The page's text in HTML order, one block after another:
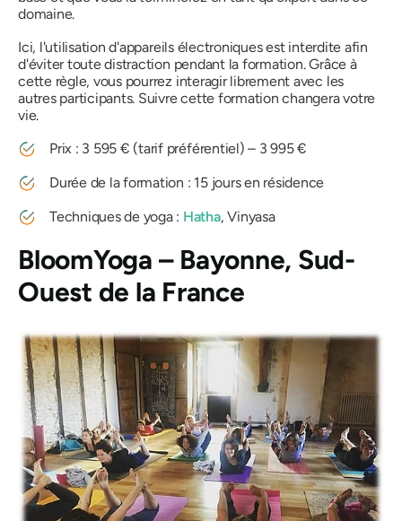
domaine.
Ici, l'utilisation d'appareils électroniques est interdite afin
d'éviter toute distraction pendant la formation. Grâce à
cette règle, vous pourrez interagir librement avec les
autres participants. Suivre cette formation changera votre
vie.
Prix ​​: 3 595 € (tarif préférentiel) – 3 995 €
Durée de la formation : 15 jours en résidence
Techniques de yoga : Hatha, Vinyasa
BloomYoga – Bayonne, Sud-
Ouest de la France